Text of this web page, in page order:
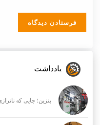
یادداشت
بنزین؛ جایی که